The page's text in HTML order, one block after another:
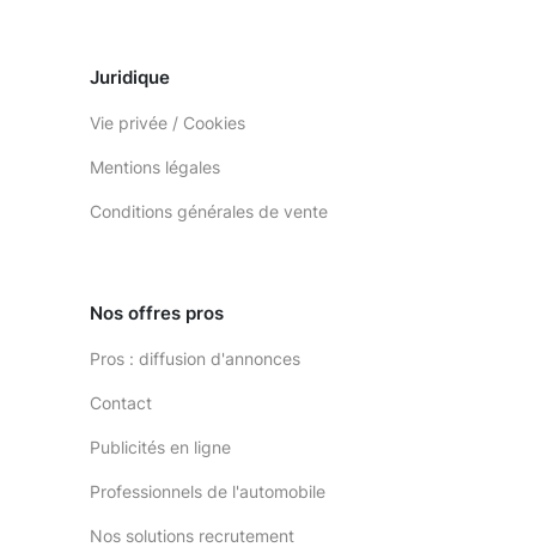
Juridique
Vie privée / Cookies
Mentions légales
Conditions générales de vente
Nos offres pros
Pros : diffusion d'annonces
Contact
Publicités en ligne
Professionnels de l'automobile
Nos solutions recrutement